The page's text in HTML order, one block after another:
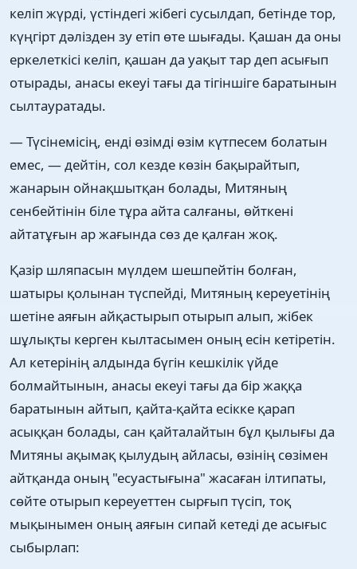
келіп жүрді, үстіндегі жібегі сусылдап, бетінде тор,
күңгірт дәлізден зу етіп өте шығады. Қашан да оны
еркелеткісі келіп, қашан да уақыт тар деп асығып
отырады, анасы екеуі тағы да тігіншіге баратынын
сылтауратады.
— Түсінемісің, енді өзімді өзім күтпесем болатын
емес, — дейтін, сол кезде көзін бақырайтып,
жанарын ойнақшытқан болады, Митяның
сенбейтінін біле тұра айта салғаны, өйткені
айтатұғын ар жағында сөз де қалған жоқ.
Қазір шляпасын мүлдем шешпейтін болған,
шатыры қолынан түспейді, Митяның кереуетінің
шетіне аяғын айқастырып отырып алып, жібек
шұлықты керген кылтасымен оның есін кетіретін.
Ал кетерінің алдында бүгін кешкілік үйде
болмайтынын, анасы екеуі тағы да бір жаққа
баратынын айтып, қайта-қайта есікке қарап
асыққан болады, сан қайталайтын бұл қылығы да
Митяны ақымақ қылудың айласы, өзінің сөзімен
айтқанда оның "есуастығына" жасаған ілтипаты,
сөйте отырып кереуеттен сырғып түсіп, тоқ
мықынымен оның аяғын сипай кетеді де асығыс
сыбырлап: